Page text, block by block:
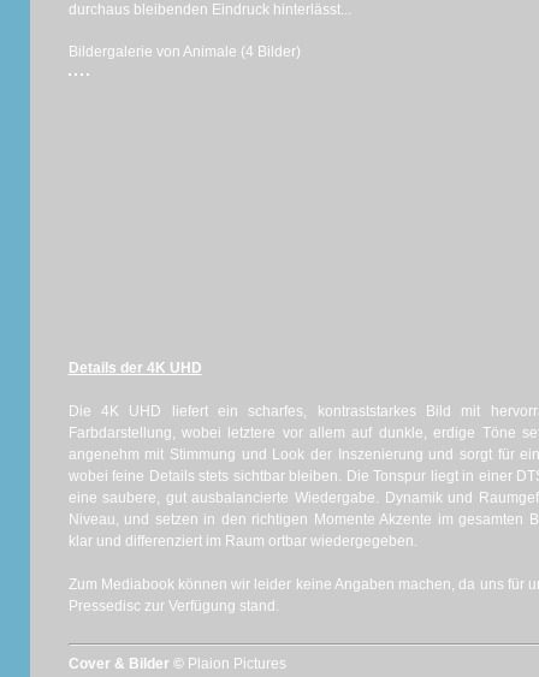
durchaus bleibenden Eindruck hinterlässt...
Bildergalerie von Animale (4 Bilder)
Details der 4K UHD
Die 4K UHD liefert ein scharfes, kontraststarkes Bild mit
Farbdarstellung, wobei letztere vor allem auf dunkle, erdige Töne
angenehm mit Stimmung und Look der Inszenierung und sorgt für
wobei feine Details stets sichtbar bleiben. Die Tonspur liegt in einer
eine saubere, gut ausbalancierte Wiedergabe. Dynamik und
Niveau, und setzen in den richtigen Momente Akzente im gesamten
klar und differenziert im Raum ortbar wiedergegeben.
Zum Mediabook können wir leider keine Angaben machen, da uns für
Pressedisc zur Verfügung stand.
Cover & Bilder © Plaion Pictures